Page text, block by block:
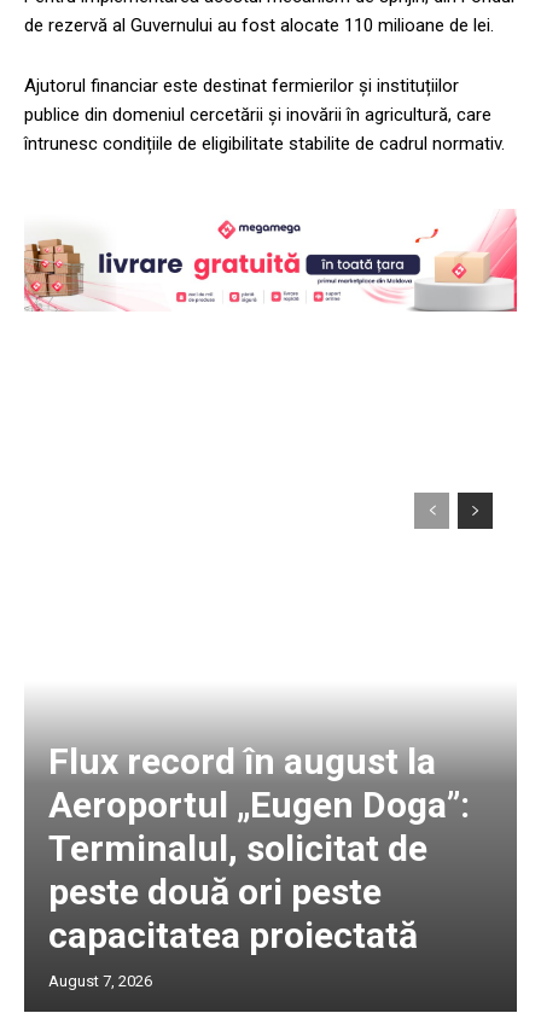
de rezervă al Guvernului au fost alocate 110 milioane de lei.
Ajutorul financiar este destinat fermierilor și instituțiilor
publice din domeniul cercetării și inovării în agricultură, care
întrunesc condițiile de eligibilitate stabilite de cadrul normativ.
Flux record în august la
Aeroportul „Eugen Doga”:
Terminalul, solicitat de
peste două ori peste
capacitatea proiectată
August 7, 2026